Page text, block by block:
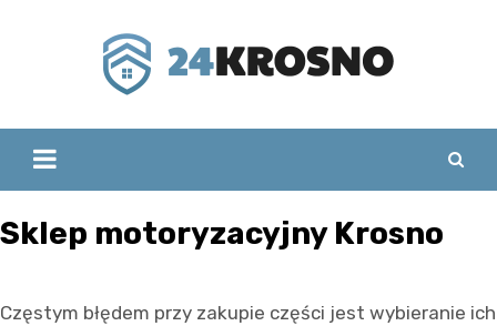
Sklep motoryzacyjny Krosno
Częstym błędem przy zakupie części jest wybieranie ich